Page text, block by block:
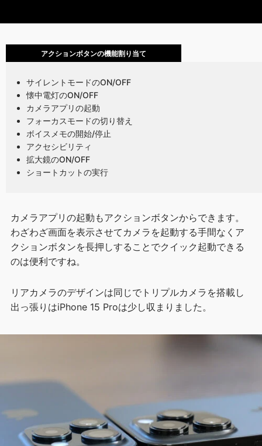
アクションボタンの機能割り当て
サイレントモードのON/OFF
懐中電灯のON/OFF
カメラアプリの起動
フォーカスモードの切り替え
ボイスメモの開始/停止
アクセシビリティ
拡大鏡のON/OFF
ショートカットの実行
カメラアプリの起動もアクションボタンからできます。
わざわざ画面を表示させてカメラを起動する手間なくア
クションボタンを長押しすることでクイック起動できる
のは便利ですね。
リアカメラのデザインは同じでトリプルカメラを搭載し
出っ張りはiPhone 15 Proは少し収まりました。